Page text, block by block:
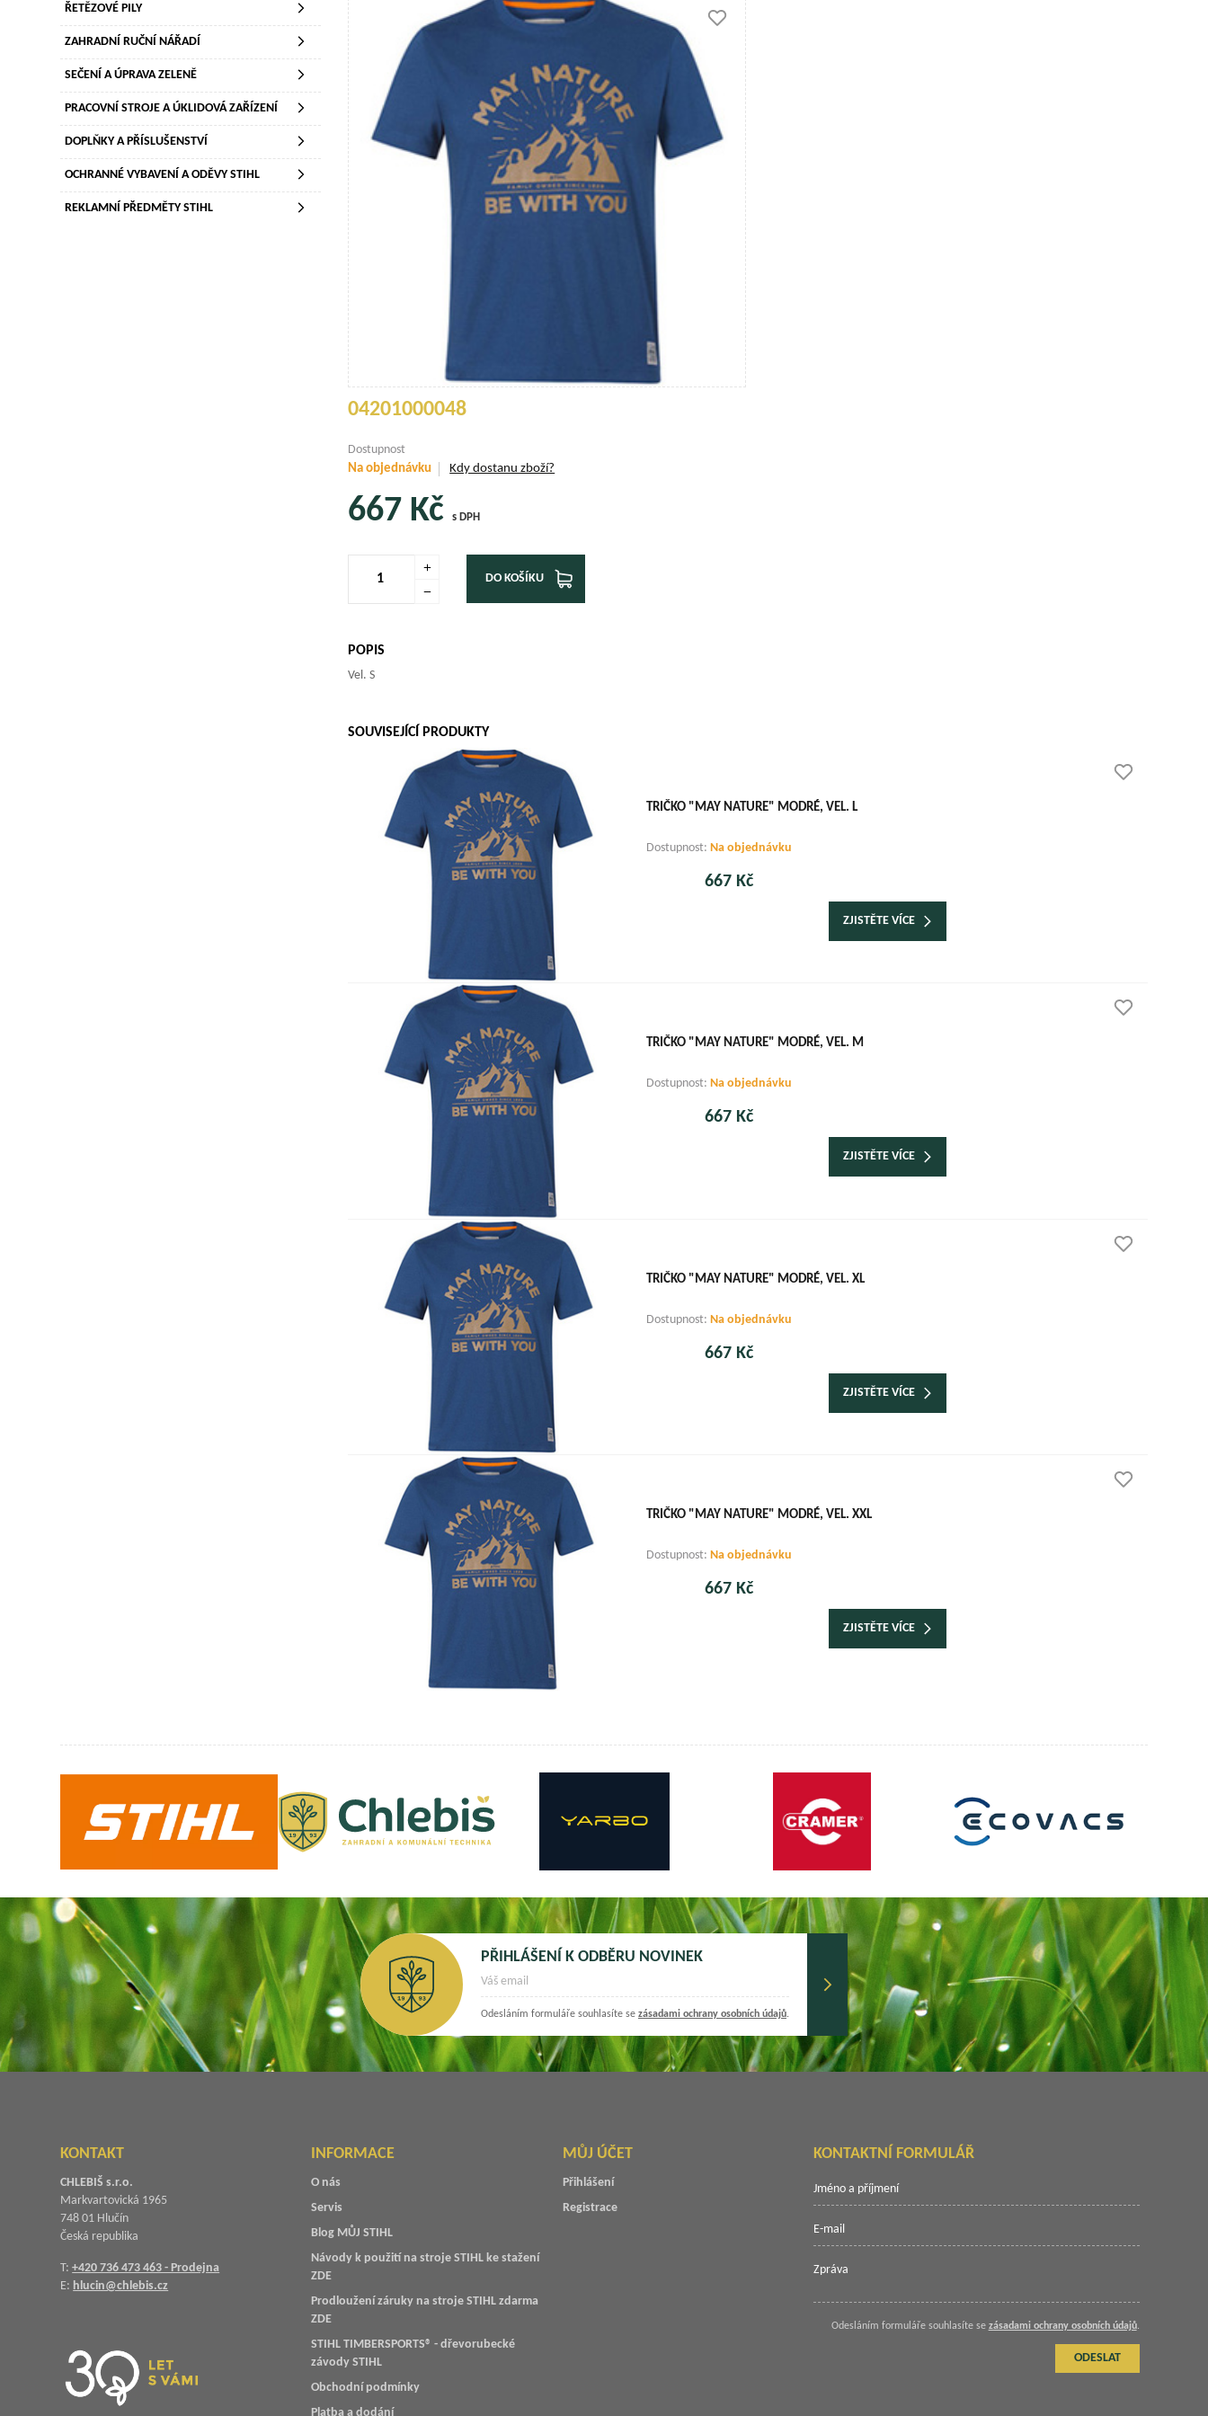
ŘETĚZOVÉ PILY
ZAHRADNÍ RUČNÍ NÁŘADÍ
SEČENÍ A ÚPRAVA ZELENĚ
PRACOVNÍ STROJE A ÚKLIDOVÁ ZAŘÍZENÍ
DOPLŇKY A PŘÍSLUŠENSTVÍ
OCHRANNÉ VYBAVENÍ A ODĚVY STIHL
REKLAMNÍ PŘEDMĚTY STIHL
04201000048
Dostupnost
Na objednávku
Kdy dostanu zboží?
667 Kčs DPH
DO KOŠÍKU
POPIS
Vel. S
SOUVISEJÍCÍ PRODUKTY
TRIČKO "MAY NATURE" MODRÉ, VEL. L
Dostupnost: Na objednávku
667 Kč
ZJISTĚTE VÍCE
TRIČKO "MAY NATURE" MODRÉ, VEL. M
Dostupnost: Na objednávku
667 Kč
ZJISTĚTE VÍCE
TRIČKO "MAY NATURE" MODRÉ, VEL. XL
Dostupnost: Na objednávku
667 Kč
ZJISTĚTE VÍCE
TRIČKO "MAY NATURE" MODRÉ, VEL. XXL
Dostupnost: Na objednávku
667 Kč
ZJISTĚTE VÍCE
PŘIHLÁŠENÍ K ODBĚRU NOVINEK
Odesláním formuláře souhlasíte se zásadami ochrany osobních údajů.
KONTAKT
CHLEBIŠ s.r.o.
Markvartovická 1965
748 01 Hlučín
Česká republika
T:+420 736 473 463 - Prodejna
E: hlucin@chlebis.cz
INFORMACE
O nás
Servis
Blog MŮJ STIHL
Návody k použití na stroje STIHL ke stažení
ZDE
Prodloužení záruky na stroje STIHL zdarma
ZDE
STIHL TIMBERSPORTS® - dřevorubecké
závody STIHL
Obchodní podmínky
Platba a dodání
MŮJ ÚČET
Přihlášení
Registrace
KONTAKTNÍ FORMULÁŘ
Odesláním formuláře souhlasíte se zásadami ochrany osobních údajů.
ODESLAT